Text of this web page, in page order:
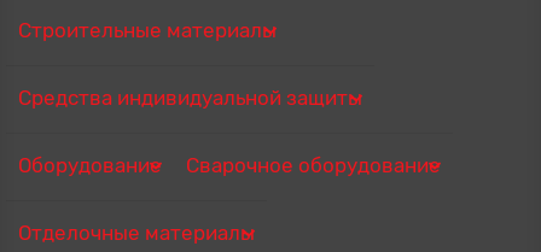
Строительные материалы
Средства индивидуальной защиты
Оборудование Сварочное оборудование
Отделочные материалы